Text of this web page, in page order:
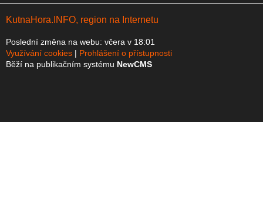
KutnaHora.INFO, region na Internetu
Poslední změna na webu: včera v 18:01
Využívání cookies
Prohlášení o přístupnosti
Běží na publikačním systému NewCMS